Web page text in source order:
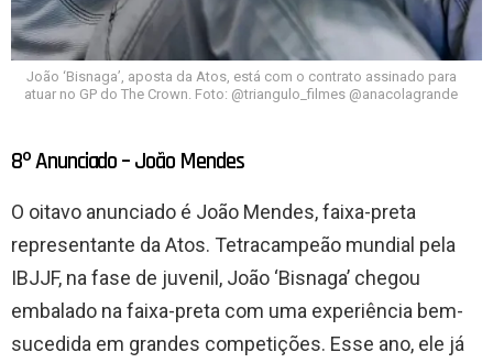
João ‘Bisnaga’, aposta da Atos, está com o contrato assinado para
atuar no GP do The Crown. Foto: @triangulo_filmes @anacolagrande
8º Anunciado – João Mendes
O oitavo anunciado é João Mendes, faixa-preta
representante da Atos. Tetracampeão mundial pela
IBJJF, na fase de juvenil, João ‘Bisnaga’ chegou
embalado na faixa-preta com uma experiência bem-
sucedida em grandes competições. Esse ano, ele já